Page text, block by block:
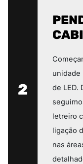
2
unidade
de LED.
letreiro
ligação
nas